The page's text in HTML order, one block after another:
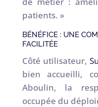
patients. »
BÉNÉFICE : UNE
FACILITÉE
Côté utilisateur,
bien accueilli,
Aboulin, la
occupée du